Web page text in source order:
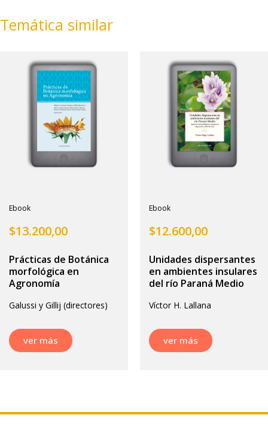
Temática similar
Ebook
$13.200,00
Prácticas de Botánica
morfológica en
Agronomía
Galussi y Gillij (directores)
ver más
Ebook
$12.600,00
Unidades dispersantes
en ambientes insulares
del río Paraná Medio
Víctor H. Lallana
ver más